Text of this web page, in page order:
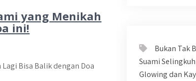
yang Menikah
ini!
Bisa Balik dengan Doa
Bukan Tak
Suami
Glowing dan